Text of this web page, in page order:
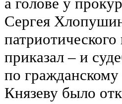
Сергея
приказал – и
по
Князеву было